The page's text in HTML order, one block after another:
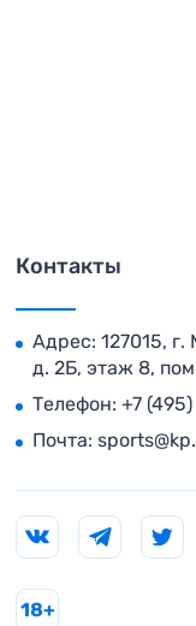
Контакты
Адрес: 127015,
д. 2Б, этаж 8,
Телефон: +7
Почта:
18+